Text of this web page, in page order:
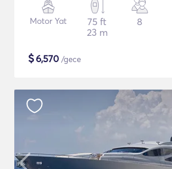
Motor Yat
75 ft
23 m
8
$6,570 /gece